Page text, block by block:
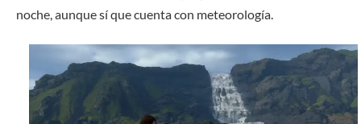
noche, aunque sí que cuenta con meteorología.